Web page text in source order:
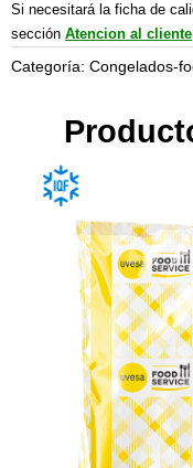
Si necesitará la ficha de
sección Atencion al cliente
Categoría: Congelados-